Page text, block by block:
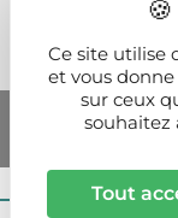
Ce site utilise
et vous
sur ceux
souhaitez
Tout